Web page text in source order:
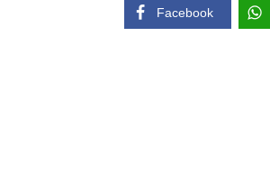
Facebook